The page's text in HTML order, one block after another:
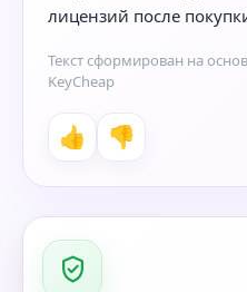
лицензий после
Текст сформирован на
KeyCheap
👍 👎